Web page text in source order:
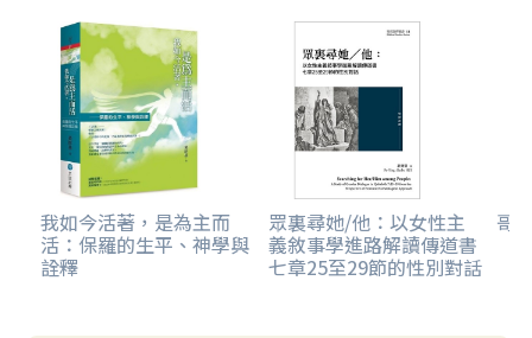
我如今活著，是為主而
活：保羅的生平、神學與
詮釋
眾裏尋她/他：以女性主
義敘事學進路解讀傳道書
七章25至29節的性別對話
哥